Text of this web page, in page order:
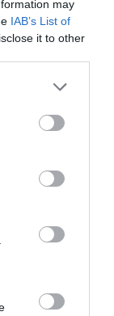
may
IAB’s List of
it to other
et d’avoir, là
la France est
qui se sont
fallait avoir le
d’ailleurs
le chef de
fois exigé le
des libres,
chef de l’Etat